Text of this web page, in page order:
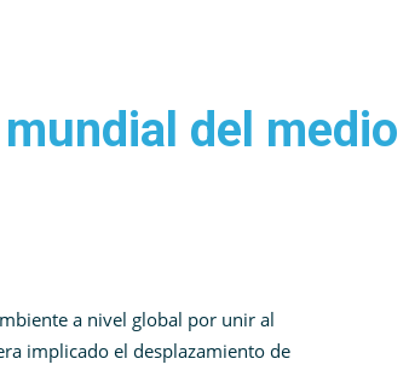
del medio
a nivel global por unir al
implicado el desplazamiento de